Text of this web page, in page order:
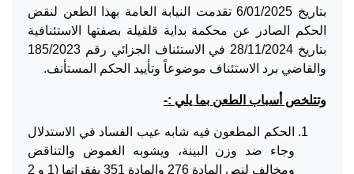
بتاريخ 6/01/2025 تقدمت النيابة العامة بهذا الطعن لنقض
الحكم الصادر عن محكمة بداية قلقيلة بصفتها الاستئنافية
بتاريخ 28/11/2024 في الاستئناف الجزائي رقم 185/2023
والقاضي برد الاستئناف موضوعاً وتأييد الحكم المستأنف.
وتتلخص أسباب الطعن بما يلي :-
الحكم المطعون فيه شابه عيب الفساد في الاستدلال
وجاء ضد وزن البينة، ويشوبه الغموض والتناقض
ومخالف لنص المادة 276 والمادة 351 بفقراتها (1 و 2